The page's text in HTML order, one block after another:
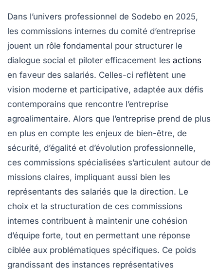
Dans l’univers professionnel de Sodebo en 2025,
les commissions internes du comité d’entreprise
jouent un rôle fondamental pour structurer le
dialogue social et piloter efficacement les actions
en faveur des salariés. Celles-ci reflètent une
vision moderne et participative, adaptée aux défis
contemporains que rencontre l’entreprise
agroalimentaire. Alors que l’entreprise prend de plus
en plus en compte les enjeux de bien-être, de
sécurité, d’égalité et d’évolution professionnelle,
ces commissions spécialisées s’articulent autour de
missions claires, impliquant aussi bien les
représentants des salariés que la direction. Le
choix et la structuration de ces commissions
internes contribuent à maintenir une cohésion
d’équipe forte, tout en permettant une réponse
ciblée aux problématiques spécifiques. Ce poids
grandissant des instances représentatives